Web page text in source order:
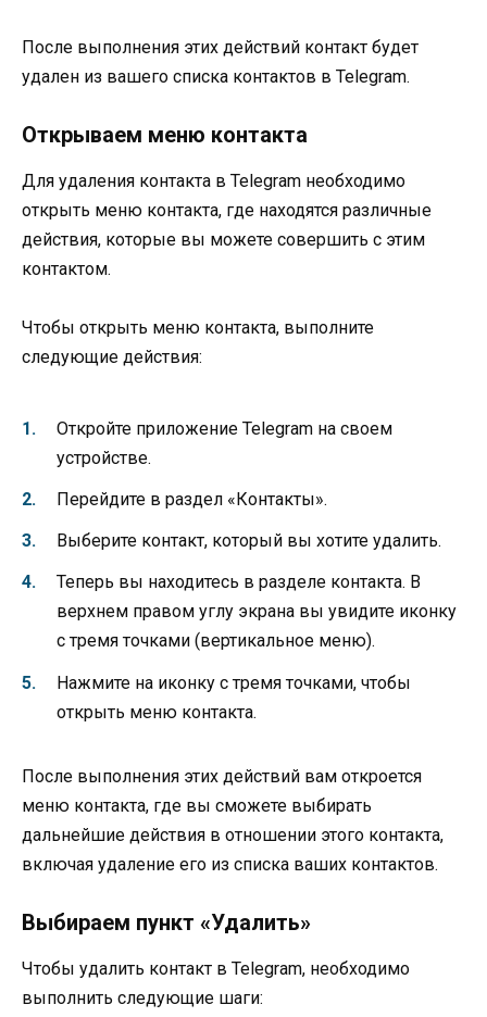
После выполнения этих действий контакт будет
удален из вашего списка контактов в Telegram.
Открываем меню контакта
Для удаления контакта в Telegram необходимо
открыть меню контакта, где находятся различные
действия, которые вы можете совершить с этим
контактом.
Чтобы открыть меню контакта, выполните
следующие действия:
Откройте приложение Telegram на своем
устройстве.
Перейдите в раздел «Контакты».
Выберите контакт, который вы хотите удалить.
Теперь вы находитесь в разделе контакта. В
верхнем правом углу экрана вы увидите иконку
с тремя точками (вертикальное меню).
Нажмите на иконку с тремя точками, чтобы
открыть меню контакта.
После выполнения этих действий вам откроется
меню контакта, где вы сможете выбирать
дальнейшие действия в отношении этого контакта,
включая удаление его из списка ваших контактов.
Выбираем пункт «Удалить»
Чтобы удалить контакт в Telegram, необходимо
выполнить следующие шаги: